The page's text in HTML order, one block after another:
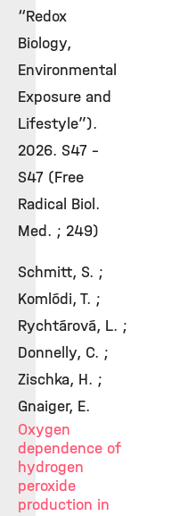
“Redox
Biology,
Environmental
Exposure and
Lifestyle”).
2026. S47 -
S47 (Free
Radical Biol.
Med. ; 249)
Schmitt, S. ;
Komlódi, T. ;
Rychtárová, L. ;
Donnelly, C. ;
Zischka, H. ;
Gnaiger, E.
Oxygen
dependence of
hydrogen
peroxide
production in